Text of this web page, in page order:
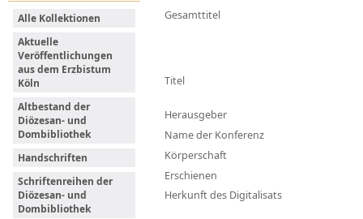
Alle Kollektionen
Aktuelle
Veröffentlichungen
aus dem Erzbistum
Köln
Altbestand der
Diözesan- und
Dombibliothek
Handschriften
Schriftenreihen der
Diözesan- und
Dombibliothek
Gesamttitel
Titel
Herausgeber
Name der Konferenz
Körperschaft
Erschienen
Herkunft des Digitalisats